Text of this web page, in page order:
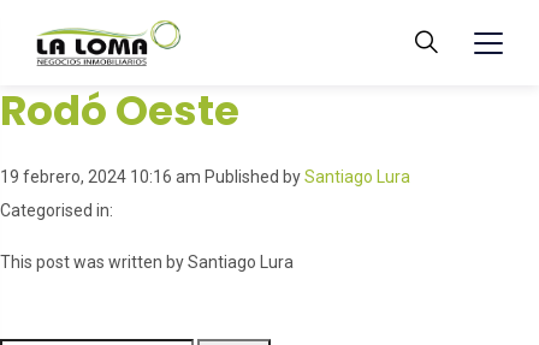
Rodó Oeste
19 febrero, 2024 10:16 am Published bySantiago Lura
Categorised in:
This post was written by Santiago Lura